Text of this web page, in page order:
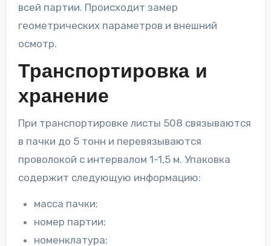
всей партии. Происходит замер
геометрических параметров и внешний
осмотр.
Транспортировка и
хранение
При транспортировке листы 508 связываются
в пачки до 5 тонн и перевязываются
проволокой с интервалом 1-1,5 м. Упаковка
содержит следующую информацию:
масса пачки;
номер партии;
номенклатура;